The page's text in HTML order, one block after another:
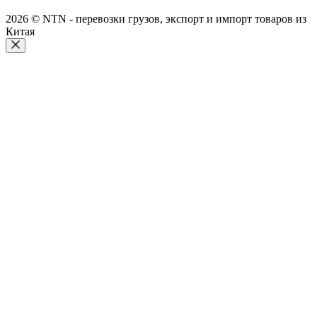
2026 © NTN - перевозки грузов, экспорт и импорт товаров из
Китая